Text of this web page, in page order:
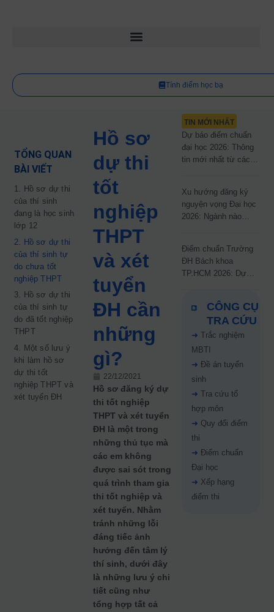
Tính điểm học bạ
TỔNG QUAN
BÀI VIẾT
1. Hồ sơ dự thi
của thí sinh
đang là học sinh
lớp 12
2. Hồ sơ dự thi
của thí sinh tự
do chưa tốt
nghiệp THPT
3. Hồ sơ dự thi
của thí sinh tự
do đã tốt nghiệp
THPT
4. Một số lưu ý
khi làm hồ sơ
dự thi tốt
nghiệp THPT và
xét tuyển ĐH
Hồ sơ
dự thi
tốt
nghiệp
THPT
và xét
tuyển
ĐH cần
những
gì?
22/12/2021
Hồ sơ đăng ký dự
thi tốt nghiệp
THPT và xét tuyển
ĐH là một trong
những thủ tục mà
các em không
được sai sót trong
quá trình tham gia
thi tốt nghiệp và
xét tuyển. Nhằm
tránh những lỗi
đáng tiếc ảnh
hưởng đến tâm lý
thí sinh, dưới đây
là những lưu ý chi
tiết cũng như
tổng hợp tất cả
TIN MỚI NHẤT
Dự báo điểm chuẩn
đại học 2026: Thông
tin mới nhất từ các
Xu hướng đăng ký
nguyện vọng Đại học
2026: Ngành nào
Điểm chuẩn Trường
ĐH Bách khoa
TP.HCM 2026: Dự
67%
CÔNG CỤ
TRA CỨU
➜ Trắc nghiệm
MBTI
➜ Đề án tuyển
sinh
➜ Tra cứu tổ
hợp môn
➜ Quy đổi điểm
thi
➜ Điểm chuẩn
Đại học
➜ Xếp hạng
điểm thi